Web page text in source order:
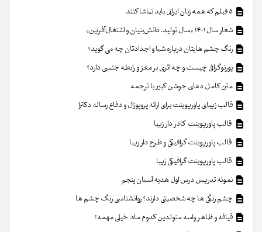
شعار سال ۱۴۰۱ «سال تولید، دانش‌بنیان و اشتغال‌آفرین»
رنگ چشم هایتان درباره شما و اجدادتان چه می گوید؟
پورنوگرافی چیست و چه اثری بر مغز و رابطه جنسی دارد؟
متن کامل دعای جوشن کبیر با ترجمه
قالب زیبای پاورپوینت برای ارائه پروپوزال و دفاع رساله دکترا
قالب پاورپوینت کادر دار زیبا
قالب پاورپوینت گرافیکی و طرح دار زیبا
قالب پاورپوینت گرافیکی زیبا
نمونه تدریس درس اول هدیه آسمان پنجم
چشم رنگی ها چه شخصیتی دارند؟ روانشناسی رنگ چشم ها
قیافه و ظاهر واسه متولدین کدوم ماه، خیلی مهمه؟